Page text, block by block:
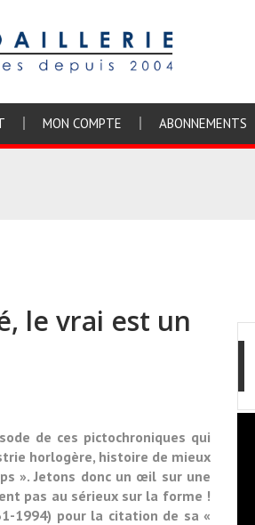
MON COMPTE ABONNEMENTS
le vrai est un
de ces pictochroniques qui
horlogère, histoire de mieux
». Jetons donc un œil sur une
pas au sérieux sur la forme !
1994) pour la citation de sa «